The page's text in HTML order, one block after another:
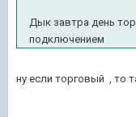
Дык завтра день
подключением
ну если торговый , то